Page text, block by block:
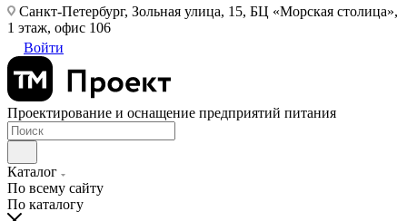
Санкт-Петербург, Зольная улица, 15, БЦ «Морская столица»,
1 этаж, офис 106
Войти
Проектирование и оснащение предприятий питания
Каталог
По всему сайту
По каталогу